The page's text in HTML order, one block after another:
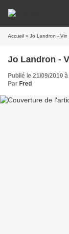
Accueil » Jo Landron - Vin
Jo Landron -
Publié le 21/09/2010
Par Fred